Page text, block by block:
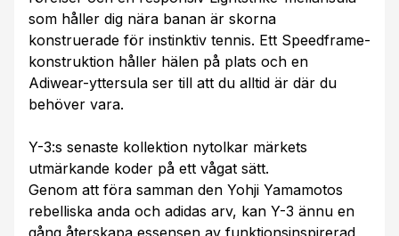
som håller dig nära banan är skorna
konstruerade för instinktiv tennis. Ett Speedframe-
konstruktion håller hälen på plats och en
Adiwear-yttersula ser till att du alltid är där du
behöver vara.
Y-3:s senaste kollektion nytolkar märkets
utmärkande koder på ett vågat sätt.
Genom att föra samman den Yohji Yamamotos
rebelliska anda och adidas arv, kan Y-3 ännu en